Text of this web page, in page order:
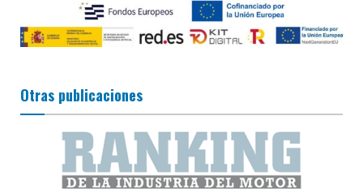
Otras publicaciones